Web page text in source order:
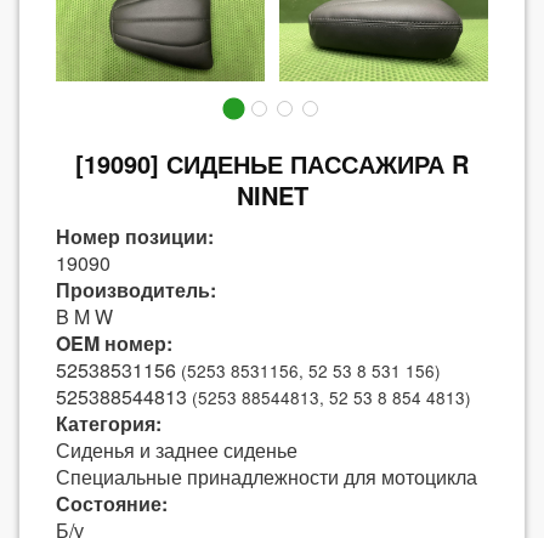
[19090] СИДЕНЬЕ ПАССАЖИРА R
NINET
Номер позиции:
19090
Производитель:
B M W
OEM номер:
52538531156 (5253 8531156, 52 53 8 531 156)
525388544813 (5253 88544813, 52 53 8 854 4813)
Категория:
Сиденья и заднее сиденье
Специальные принадлежности для мотоцикла
Состояние:
Б/у